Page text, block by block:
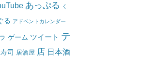
あっぷる く
る アドベントカレンダー
ゲーム ツイート テ
寿司 居酒屋 店 日本酒